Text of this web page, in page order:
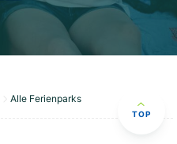
Alle Ferienparks
TOP